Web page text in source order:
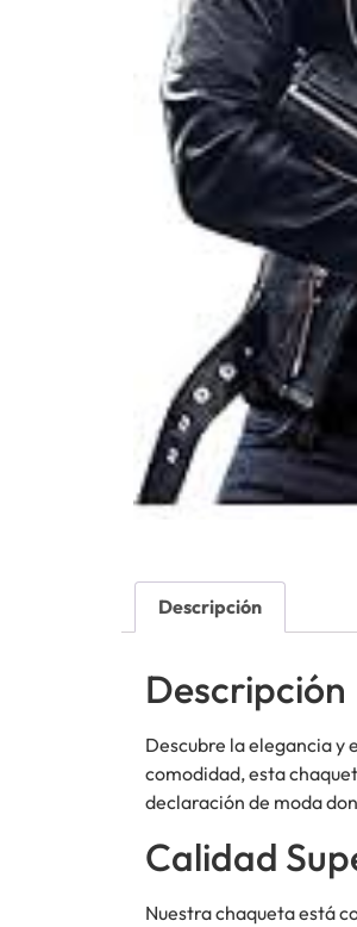
Descripción
Descripción
Descubre la elegancia y
comodidad, esta
declaración de moda
Calidad
Nuestra chaqueta está